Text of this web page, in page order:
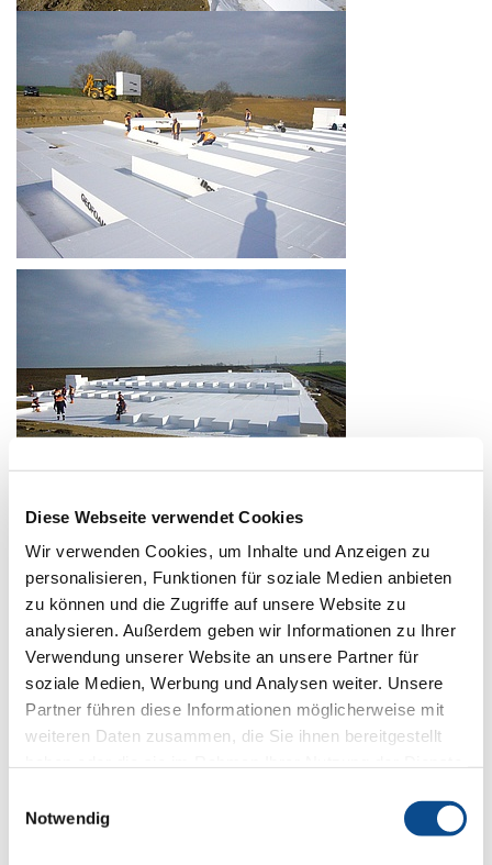
Diese Webseite verwendet Cookies
Wir verwenden Cookies, um Inhalte und Anzeigen zu
personalisieren, Funktionen für soziale Medien anbieten
zu können und die Zugriffe auf unsere Website zu
analysieren. Außerdem geben wir Informationen zu Ihrer
Verwendung unserer Website an unsere Partner für
soziale Medien, Werbung und Analysen weiter. Unsere
Partner führen diese Informationen möglicherweise mit
weiteren Daten zusammen, die Sie ihnen bereitgestellt
Notwendig
Pro nabídku a technické specifikace kontaktujte naše
obchodní